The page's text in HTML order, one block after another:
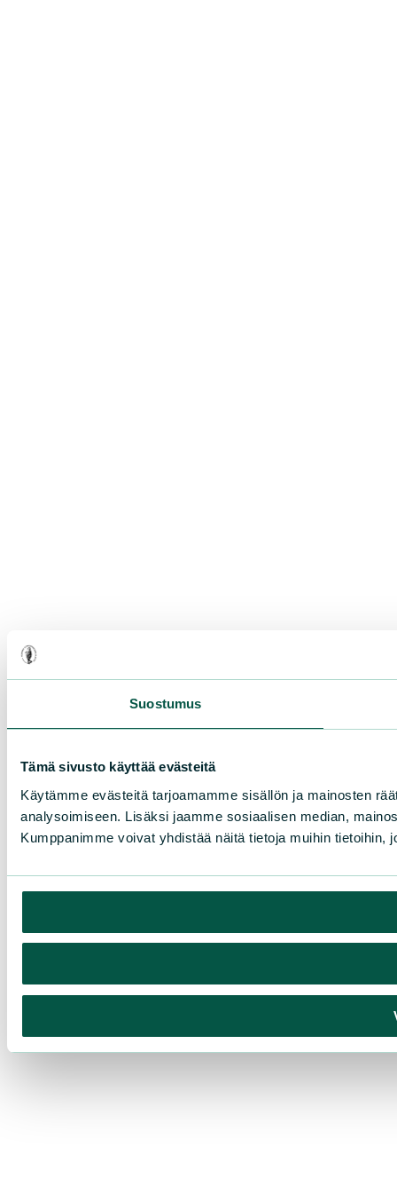
Suostumus
Tämä sivusto käyttää evästeitä
Käytämme evästeitä tarjoamamme sisällön ja mainosten
analysoimiseen. Lisäksi jaamme sosiaalisen median,
Kumppanimme voivat yhdistää näitä tietoja muihin tietoihin,